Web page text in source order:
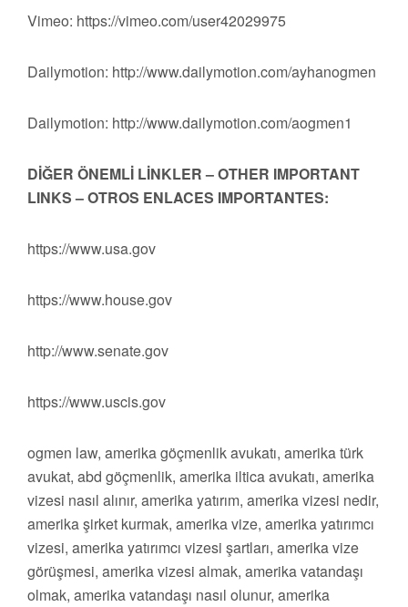
Vimeo: https://vimeo.com/user42029975
Dailymotion: http://www.dailymotion.com/ayhanogmen
Dailymotion: http://www.dailymotion.com/aogmen1
DİĞER ÖNEMLİ LİNKLER – OTHER IMPORTANT
LINKS – OTROS ENLACES IMPORTANTES:
https://www.usa.gov
https://www.house.gov
http://www.senate.gov
https://www.uscis.gov
ogmen law, amerika göçmenlik avukatı, amerika türk
avukat, abd göçmenlik, amerika iltica avukatı, amerika
vizesi nasıl alınır, amerika yatırım, amerika vizesi nedir,
amerika şirket kurmak, amerika vize, amerika yatırımcı
vizesi, amerika yatırımcı vizesi şartları, amerika vize
görüşmesi, amerika vizesi almak, amerika vatandaşı
olmak, amerika vatandaşı nasıl olunur, amerika